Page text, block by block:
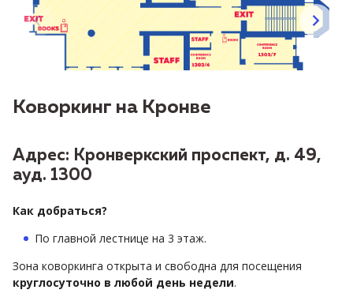
Коворкинг на Кронве
Адрес: Кронверкский проспект, д. 49,
ауд. 1300
Как добраться?
По главной лестнице на 3 этаж.
Зона коворкинга открыта и свободна для посещения
круглосуточно в любой день недели.